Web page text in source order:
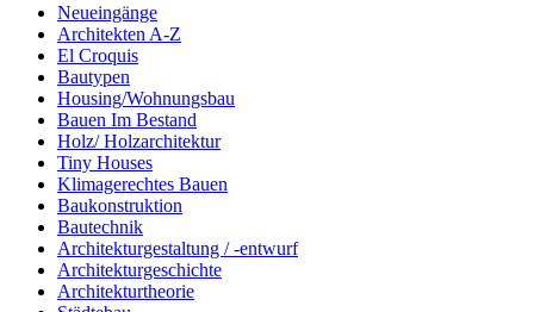
Neueingänge
Architekten A-Z
El Croquis
Bautypen
Housing/Wohnungsbau
Bauen Im Bestand
Holz/ Holzarchitektur
Tiny Houses
Klimagerechtes Bauen
Baukonstruktion
Bautechnik
Architekturgestaltung / -entwurf
Architekturgeschichte
Architekturtheorie